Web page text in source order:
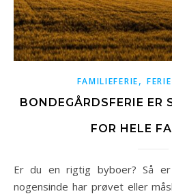
FAMILIEFERIE,
BONDEGÅRDSFERIE
FOR HELE
Er du en rigtig byboer? Så er det ikke sikkert, at du
nogensinde har prøvet eller